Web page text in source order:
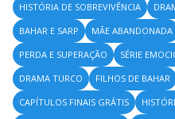
HISTÓRIA DE SOBREVIVÊNCIA
BAHAR E SARP
MÃE ABANDONADA
PERDA E SUPERAÇÃO
SÉRIE
DRAMA TURCO
FILHOS DE BAHAR
CAPÍTULOS FINAIS GRÁTIS